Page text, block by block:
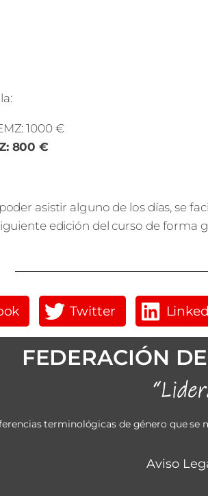
1000 €
800 €
asistir alguno de los días, se
edición del curso de forma
Twitter
FEDERACIÓN
terminológicas de género que
Aviso